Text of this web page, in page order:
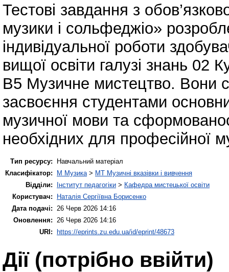
Тестові завдання з
музики і сольфеджіо»
індивідуальної роботи
вищої освіти галузі знань 02
В5 Музичне мистецтво. Вони
засвоєння студентами
музичної мови та
необхідних для професійної
Тип ресурсу:
Навчальний матеріал
Класифікатор:
M Музика > MT Музичні вказівки і вивчення
Відділи:
Інститут педагогіки > Кафедра мистецької освіти
Користувач:
Наталія Сергіївна Борисенко
Дата подачі:
26 Черв 2026 14:16
Оновлення:
26 Черв 2026 14:16
URI: https://eprints.zu.edu.ua/id/eprint/48673
Дії ​​(потрібно ввійти)